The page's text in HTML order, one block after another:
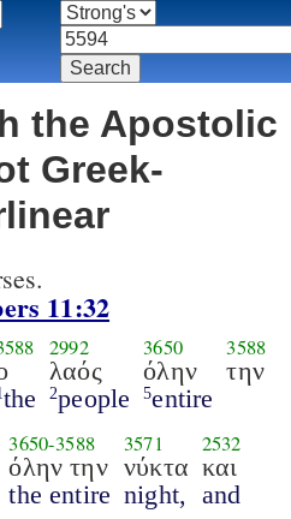
the Apostolic
Greek-
11:32
the
2992
λαός
2people
3650
όλην
5entire
3588
την
3650-3588
όλην την
the entire
3571
νύκτα
night,
2532
και
and